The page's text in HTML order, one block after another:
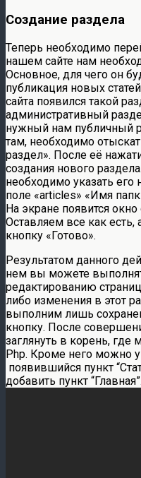
Создание раздела
Теперь необходимо
нашем сайте нам
Основное, для чего он
публикация новых
сайта появился такой
административный
нужный нам публичный
там, необходимо
раздел». После её
создания нового
необходимо указать его
поле «articles» «Имя
На экране появится
Оставляем все как
кнопку «Готово».
Результатом данного
нем вы можете
редактированию
либо изменения в этот
выполним лишь
кнопку. После
заглянуть в корень, где
Php. Кроме него можно
появившийся пункт
добавить пункт “Главная”.